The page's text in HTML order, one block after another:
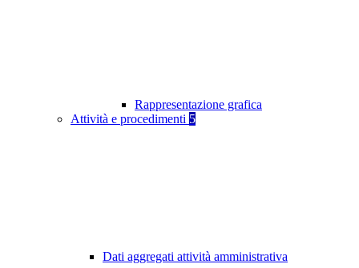
Rappresentazione grafica
Attività e procedimenti 5
Dati aggregati attività amministrativa